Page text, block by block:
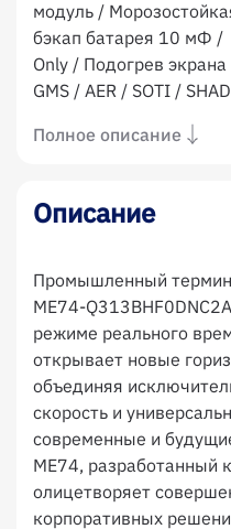
модуль /
бэкап батарея 10 мФ /
Only / Подогрев
GMS / AER / SOTI /
Полное описание
Описание
Промышленный
ME74-
режиме реального
открывает новые
объединяя
скорость и
современные и
ME74, разработанный
олицетворяет
корпоративных